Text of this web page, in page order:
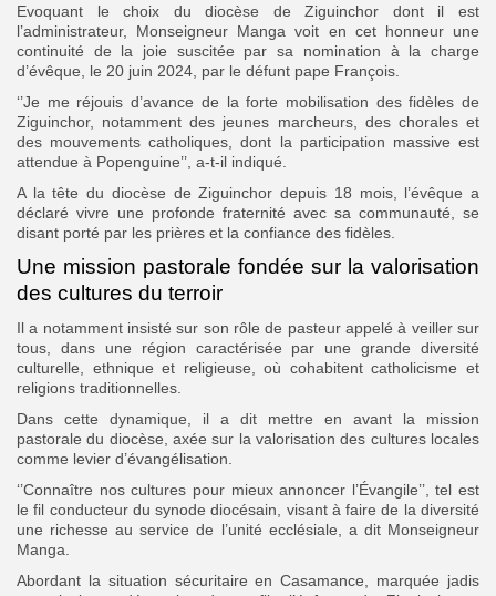
Evoquant le choix du diocèse de Ziguinchor dont il est
l’administrateur, Monseigneur Manga voit en cet honneur une
continuité de la joie suscitée par sa nomination à la charge
d’évêque, le 20 juin 2024, par le défunt pape François.
‘’Je me réjouis d’avance de la forte mobilisation des fidèles de
Ziguinchor, notamment des jeunes marcheurs, des chorales et
des mouvements catholiques, dont la participation massive est
attendue à Popenguine’’, a-t-il indiqué.
A la tête du diocèse de Ziguinchor depuis 18 mois, l’évêque a
déclaré vivre une profonde fraternité avec sa communauté, se
disant porté par les prières et la confiance des fidèles.
Une mission pastorale fondée sur la valorisation
des cultures du terroir
Il a notamment insisté sur son rôle de pasteur appelé à veiller sur
tous, dans une région caractérisée par une grande diversité
culturelle, ethnique et religieuse, où cohabitent catholicisme et
religions traditionnelles.
Dans cette dynamique, il a dit mettre en avant la mission
pastorale du diocèse, axée sur la valorisation des cultures locales
comme levier d’évangélisation.
‘’Connaître nos cultures pour mieux annoncer l’Évangile’’, tel est
le fil conducteur du synode diocésain, visant à faire de la diversité
une richesse au service de l’unité ecclésiale, a dit Monseigneur
Manga.
Abordant la situation sécuritaire en Casamance, marquée jadis